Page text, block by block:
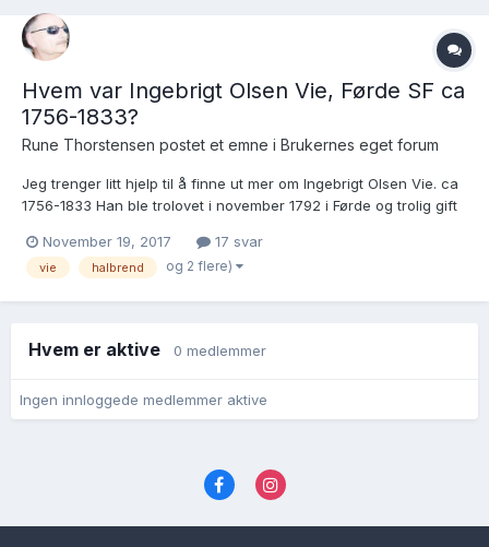
Hvem var Ingebrigt Olsen Vie, Førde SF ca
1756-1833?
Rune Thorstensen postet et emne i Brukernes eget forum
Jeg trenger litt hjelp til å finne ut mer om Ingebrigt Olsen Vie. ca
1756-1833 Han ble trolovet i november 1792 i Førde og trolig gift
som enkemann. Se omlag midt på venstre kolonne venstre side i
kirkeboka. ht...
November 19, 2017 17 svar
vie halbrend og 2 flere)
Hvem er aktive 0 medlemmer
Ingen innloggede medlemmer aktive